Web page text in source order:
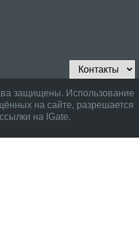
защищены. Использование
на сайте, разрешается
на IGate.